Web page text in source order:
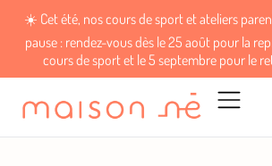
pause : rendez-vous dès le 25 août pour la
cours de sport et le 5 septembre pour le